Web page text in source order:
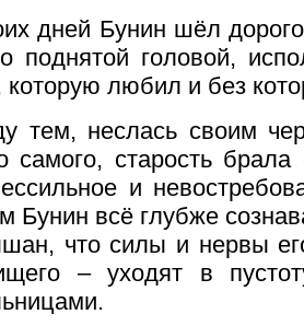
дней Бунин шёл
поднятой головой,
которую любил и без
тем, неслась своим
самого, старость брала
и
всё глубже
что силы и нервы
– уходят в